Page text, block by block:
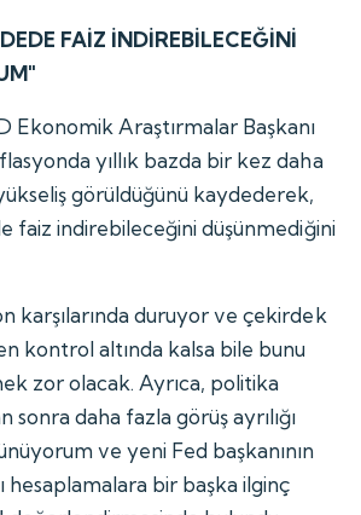
FAİZ İNDİREBİLECEĞİNİ
Ekonomik Araştırmalar Başkanı
yıllık bazda bir kez daha
görüldüğünü kaydederek,
faiz indirebileceğini düşünmediğini
karşılarında duruyor ve çekirdek
kontrol altında kalsa bile bunu
zor olacak. Ayrıca, politika
sonra daha fazla görüş ayrılığı
ve yeni Fed başkanının
hesaplamalara bir başka ilginç